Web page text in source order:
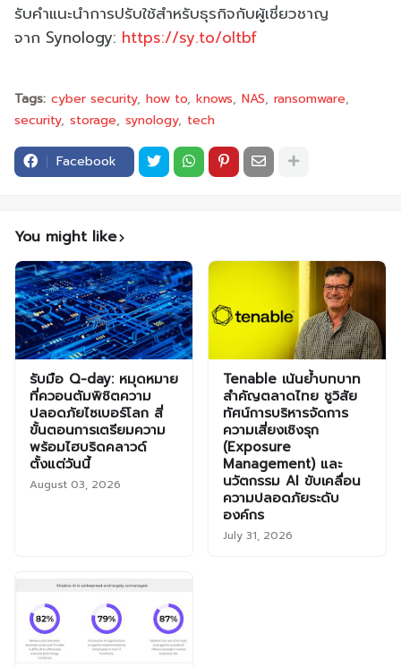
รับคำแนะนำการปรับใช้สำหรับธุรกิจกับผู้เชี่ยวชาญ
จาก Synology: https://sy.to/oltbf
Tags: cyber security how to knows NAS ransomware
security storage synology tech
Facebook
You might like
รับมือ Q-day: หมุดหมาย
ที่ควอนตัมพิชิตความ
ปลอดภัยไซเบอร์โลก สี่
ขั้นตอนการเตรียมความ
พร้อมไฮบริดคลาวด์
ตั้งแต่วันนี้
August 03, 2026
Tenable เน้นย้ำบทบาท
สำคัญตลาดไทย ชูวิสัย
ทัศน์การบริหารจัดการ
ความเสี่ยงเชิงรุก
(Exposure
Management) และ
นวัตกรรม AI ขับเคลื่อน
ความปลอดภัยระดับ
องค์กร
July 31, 2026